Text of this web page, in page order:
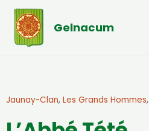
Aller
contenu
Gelnacum
Jaunay-Clan, Les Grands Hommes,